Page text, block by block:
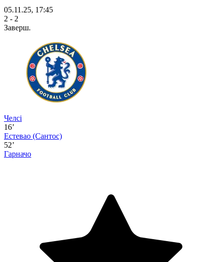
05.11.25, 17:45
2 - 2
Заверш.
Челсі
16’
Естевао (Сантос)
52’
Гарначо